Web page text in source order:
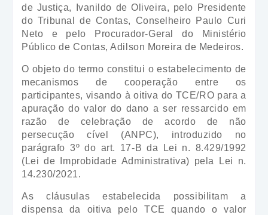
de Justiça, Ivanildo de Oliveira, pelo Presidente
do Tribunal de Contas, Conselheiro Paulo Curi
Neto e pelo Procurador-Geral do Ministério
Público de Contas, Adilson Moreira de Medeiros.
O objeto do termo constitui o estabelecimento de
mecanismos de cooperação entre os
participantes, visando à oitiva do TCE/RO para a
apuração do valor do dano a ser ressarcido em
razão de celebração de acordo de não
persecução cível (ANPC), introduzido no
parágrafo 3º do art. 17-B da Lei n. 8.429/1992
(Lei de Improbidade Administrativa) pela Lei n.
14.230/2021.
As cláusulas estabelecida possibilitam a
dispensa da oitiva pelo TCE quando o valor